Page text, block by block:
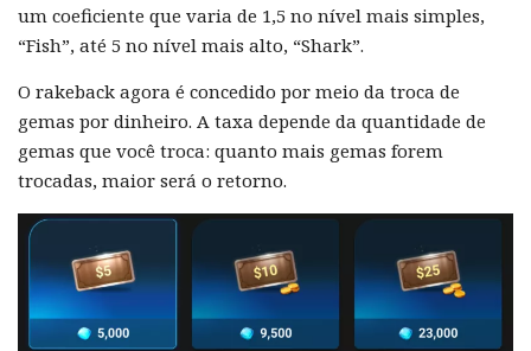
um coeficiente que varia de 1,5 no nível mais simples,
“Fish”, até 5 no nível mais alto, “Shark”.
O rakeback agora é concedido por meio da troca de
gemas por dinheiro. A taxa depende da quantidade de
gemas que você troca: quanto mais gemas forem
trocadas, maior será o retorno.